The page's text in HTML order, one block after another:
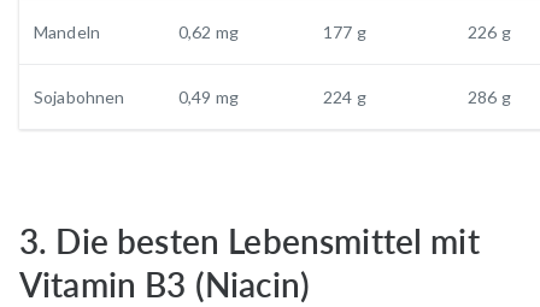
Mandeln 0,62 mg 177 g 226 g
Sojabohnen 0,49 mg 224 g 286 g
3. Die besten Lebensmittel mit
Vitamin B3 (Niacin)